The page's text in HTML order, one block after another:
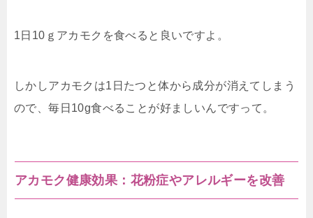
1日10ｇアカモクを食べると良いですよ。
しかしアカモクは1日たつと体から成分が消えてしまう
ので、毎日10g食べることが好ましいんですって。
アカモク健康効果：花粉症やアレルギーを改善